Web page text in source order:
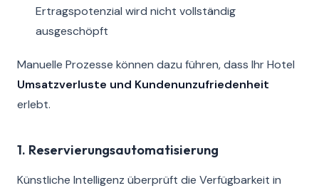
Ertragspotenzial wird nicht vollständig
ausgeschöpft
Manuelle Prozesse können dazu führen, dass Ihr Hotel
Umsatzverluste und Kundenunzufriedenheit
erlebt.
1. Reservierungsautomatisierung
Künstliche Intelligenz überprüft die Verfügbarkeit in